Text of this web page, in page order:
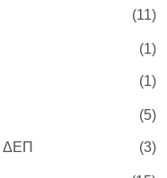
(11)
(1)
(1)
(5)
ΔΕΠ (3)